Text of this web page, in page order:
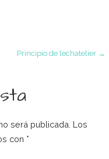
Principio de lechatelier →
será publicada. Los
con *